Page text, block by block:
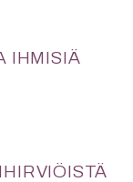
IHMISIÄ